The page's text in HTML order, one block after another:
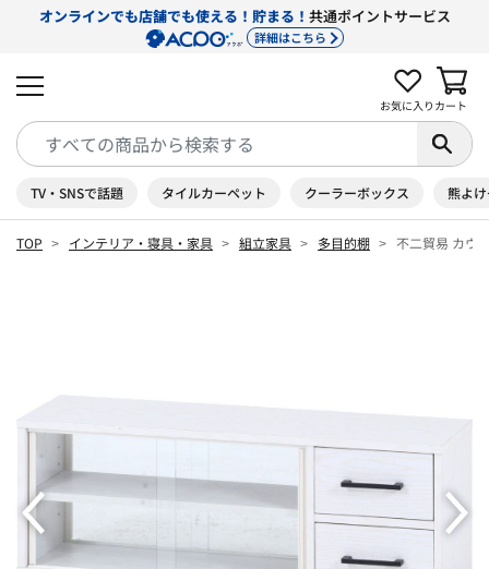
オンラインでも店舗でも使える！貯まる！ 共通ポイントサービス
詳細はこちら
お気に入り カート
TV・SNSで話題 タイルカーペット クーラーボックス 熊よ
TOP インテリア・寝具・家具 組立家具 多目的棚 不二貿易 カウ